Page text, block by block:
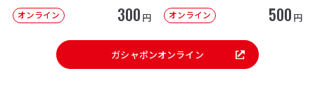
オンライン 300 円 オンライン 500 円
ガシャポンオンライン